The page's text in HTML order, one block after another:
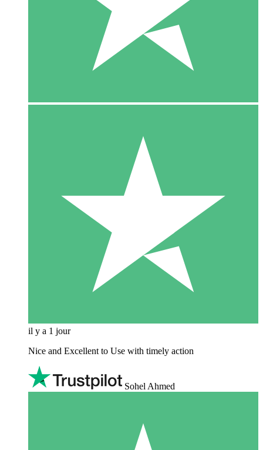
il y a 1 jour
Nice and Excellent to Use with timely action
Sohel Ahmed